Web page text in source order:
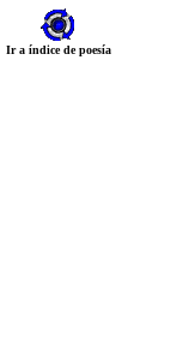
Ir a índice de poesía